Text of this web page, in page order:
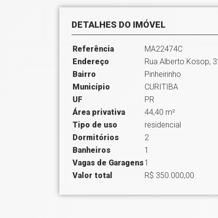
DETALHES DO IMÓVEL
Referência
MA22474C
Endereço
Rua Alberto Kosop,
Bairro
Pinheirinho
Município
CURITIBA
UF
PR
Área privativa
44,40 m²
Tipo de uso
residencial
Dormitórios
2
Banheiros
1
Vagas de Garagens1
Valor total
R$ 350.000,00